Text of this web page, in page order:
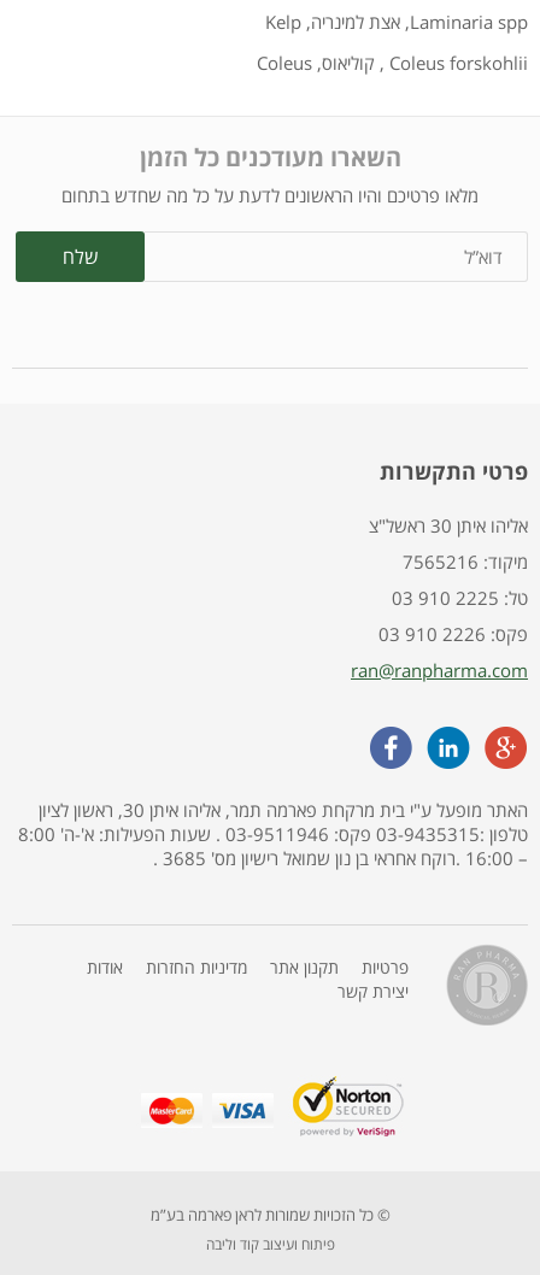
Laminaria spp
, אצת למינריה,
Kelp
Coleus forskohlii
, קוליאוס,
Coleus
השארו מעודכנים כל הזמן
מלאו פרטיכם והיו הראשונים לדעת על כל מה שחדש בתחום
פרטי התקשרות
אליהו איתן 30 ראשל"צ
7565216 :מיקוד
03 910 2225 :טל
03 910 2226 :פקס
ran@ranpharma.com
האתר מופעל ע"י בית מרקחת פארמה תמר, אליהו איתן 30, ראשון לציון
טלפון :03-9435315 פקס: 03-9511946 . שעות הפעילות: א'-ה' 8:00
– 16:00 .רוקח אחראי בן נון שמואל רישיון מס' 3685 .
פרטיות תקנון אתר מדיניות החזרות
אודות
יצירת קשר
© כל הזכויות שמורות לראן פארמה בע”מ
פיתוח ועיצוב קוד וליבה